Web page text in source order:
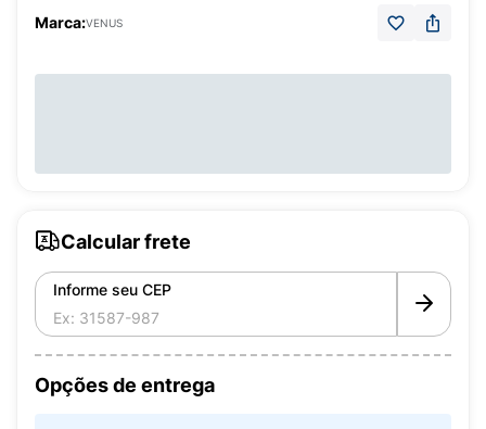
Marca:VENUS
Calcular frete
Informe seu CEP
Opções de entrega